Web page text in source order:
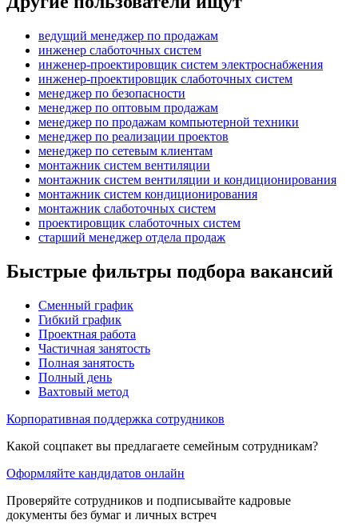
ведущий менеджер по продажам
инженер слаботочных систем
инженер-проектировщик систем электроснабжения
инженер-проектировщик слаботочных систем
менеджер по безопасности
менеджер по оптовым продажам
менеджер по продажам компьютерной техники
менеджер по реализации проектов
менеджер по сетевым клиентам
монтажник систем вентиляции
монтажник систем вентиляции и кондиционирования
монтажник систем кондиционирования
монтажник слаботочных систем
проектировщик слаботочных систем
старший менеджер отдела продаж
Быстрые фильтры подбора вакансий
Сменный график
Гибкий график
Проектная работа
Частичная занятость
Полная занятость
Полный день
Вахтовый метод
Корпоративная поддержка сотрудников
Какой соцпакет вы предлагаете семейным сотрудникам?
Оформляйте кандидатов онлайн
Проверяйте сотрудников и подписывайте кадровые
документы без бумаг и личных встреч